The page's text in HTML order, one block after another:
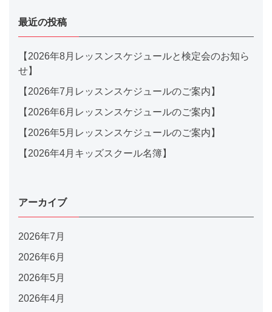
最近の投稿
【2026年8月レッスンスケジュールと検定会のお知ら
せ】
【2026年7月レッスンスケジュールのご案内】
【2026年6月レッスンスケジュールのご案内】
【2026年5月レッスンスケジュールのご案内】
【2026年4月キッズスクール名簿】
アーカイブ
2026年7月
2026年6月
2026年5月
2026年4月